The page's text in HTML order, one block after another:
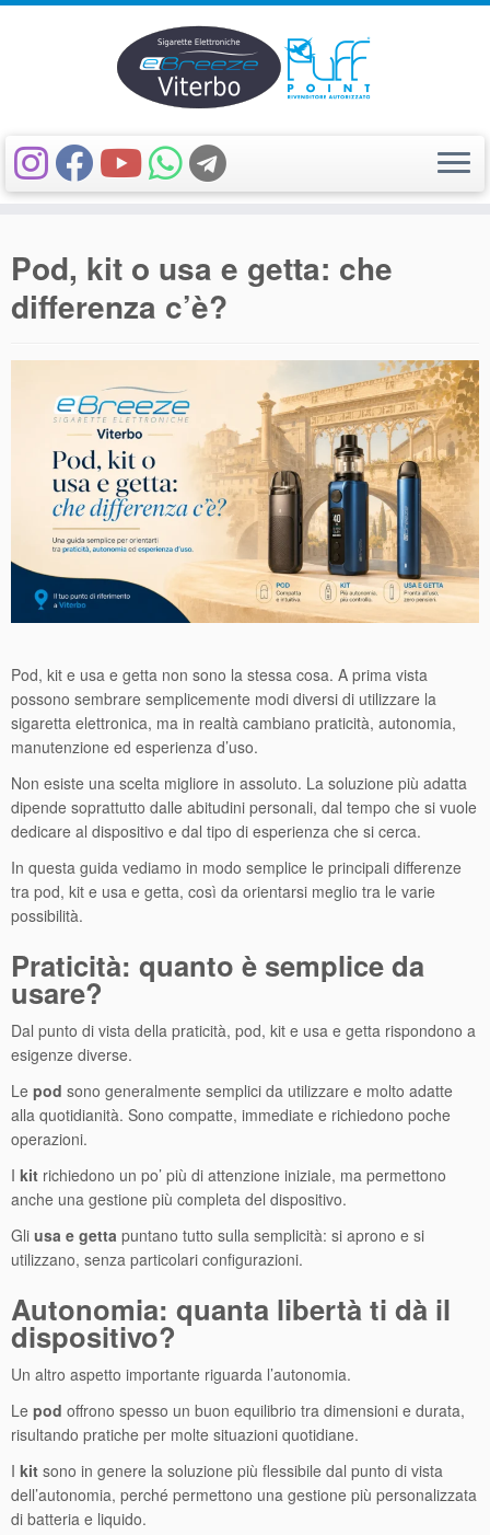
contenuto
Pod, kit o usa e getta: che
differenza c’è?
Pod, kit e usa e getta non sono la stessa cosa. A prima vista
possono sembrare semplicemente modi diversi di utilizzare la
sigaretta elettronica, ma in realtà cambiano praticità, autonomia,
manutenzione ed esperienza d’uso.
Non esiste una scelta migliore in assoluto. La soluzione più adatta
dipende soprattutto dalle abitudini personali, dal tempo che si vuole
dedicare al dispositivo e dal tipo di esperienza che si cerca.
In questa guida vediamo in modo semplice le principali differenze
tra pod, kit e usa e getta, così da orientarsi meglio tra le varie
possibilità.
Praticità: quanto è semplice da
usare?
Dal punto di vista della praticità, pod, kit e usa e getta rispondono a
esigenze diverse.
Le pod sono generalmente semplici da utilizzare e molto adatte
alla quotidianità. Sono compatte, immediate e richiedono poche
operazioni.
I kit richiedono un po’ più di attenzione iniziale, ma permettono
anche una gestione più completa del dispositivo.
Gli usa e getta puntano tutto sulla semplicità: si aprono e si
utilizzano, senza particolari configurazioni.
Autonomia: quanta libertà ti dà il
dispositivo?
Un altro aspetto importante riguarda l’autonomia.
Le pod offrono spesso un buon equilibrio tra dimensioni e durata,
risultando pratiche per molte situazioni quotidiane.
I kit sono in genere la soluzione più flessibile dal punto di vista
dell’autonomia, perché permettono una gestione più personalizzata
di batteria e liquido.